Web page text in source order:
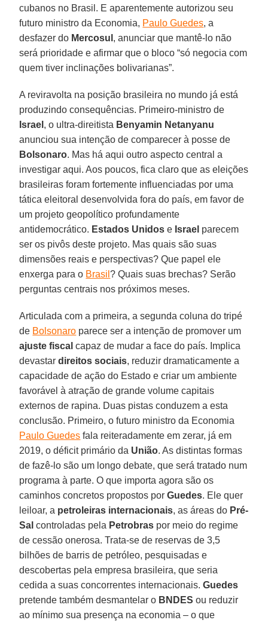
cubanos no Brasil. E aparentemente autorizou seu
futuro ministro da Economia, Paulo Guedes, a
desfazer do Mercosul , anunciar que mantê-lo não
será prioridade e afirmar que o bloco “só negocia com
quem tiver inclinações bolivarianas”.
A reviravolta na posição brasileira no mundo já está
produzindo consequências. Primeiro-ministro de
Israel , o ultra-direitista Benyamin Netanyanu
anunciou sua intenção de comparecer à posse de
Bolsonaro. Mas há aqui outro aspecto central a
investigar aqui. Aos poucos, fica claro que as eleições
brasileiras foram fortemente influenciadas por uma
tática eleitoral desenvolvida fora do país, em favor de
um projeto geopolítico profundamente
antidemocrático. Estados Unidos e Israel parecem
ser os pivôs deste projeto. Mas quais são suas
dimensões reais e perspectivas? Que papel ele
enxerga para o Brasil? Quais suas brechas? Serão
perguntas centrais nos próximos meses.
Articulada com a primeira, a segunda coluna do tripé
de Bolsonaro parece ser a intenção de promover um
ajuste fiscal capaz de mudar a face do país. Implica
devastardireitos sociais, reduzir dramaticamente a
capacidade de ação do Estado e criar um ambiente
favorável à atração de grande volume capitais
externos de rapina. Duas pistas conduzem a esta
conclusão. Primeiro, o futuro ministro da Economia
Paulo Guedes fala reiteradamente em zerar, já em
2019, o déficit primário da União. As distintas formas
de fazê-lo são um longo debate, que será tratado num
programa à parte. O que importa agora são os
caminhos concretos propostos porGuedes. Ele quer
leiloar, a petroleiras internacionais, as áreas do Pré-
Sal controladas pela Petrobras por meio do regime
de cessão onerosa. Trata-se de reservas de 3,5
bilhões de barris de petróleo, pesquisadas e
descobertas pela empresa brasileira, que seria
cedida a suas concorrentes internacionais.Guedes
pretende também desmantelar o BNDES ou reduzir
ao mínimo sua presença na economia – o que